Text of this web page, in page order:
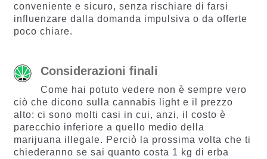
conveniente e sicuro, senza rischiare di farsi
influenzare dalla domanda impulsiva o da offerte
poco chiare.
Considerazioni finali
Come hai potuto vedere non è sempre vero
ciò che dicono sulla cannabis light e il prezzo
alto: ci sono molti casi in cui, anzi, il costo è
parecchio inferiore a quello medio della
marijuana illegale. Perciò la prossima volta che ti
chiederanno se sai quanto costa 1 kg di erba